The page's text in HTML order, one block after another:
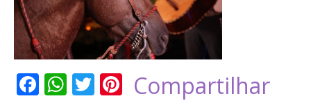
F W T Pi
Compartilhar